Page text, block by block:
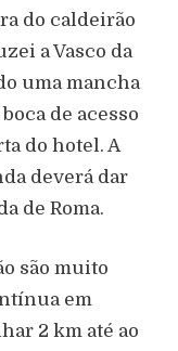
do caldeirão
a Vasco da
uma mancha
de acesso
do hotel. A
deverá dar
de Roma.
são muito
em
2 km até ao